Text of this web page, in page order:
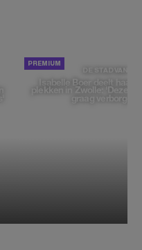
DE STAD VAN
Isabelle Boer deelt haar
plekken in Zwolle: 'Deze
graag verborgen'